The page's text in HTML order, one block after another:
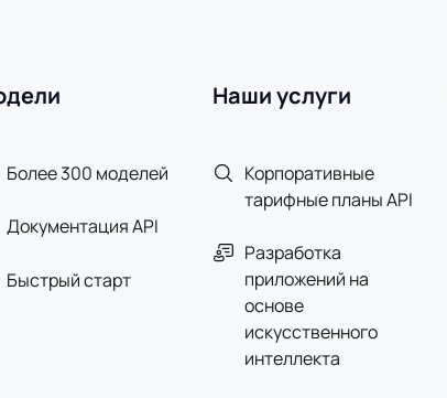
Более 300 моделей
Документация API
Быстрый старт
Наши услуги
Корпоративные
тарифные планы API
Разработка
приложений на
основе
искусственного
интеллекта